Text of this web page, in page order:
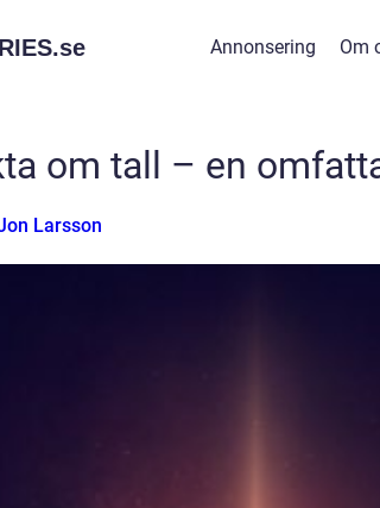
se Annonsering Om
om tall – en
Larsson